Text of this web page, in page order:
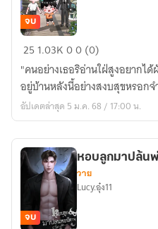
เมีย
สมอ้าง
MPREG
จบ
25 1.03K00 (0)
"คนอย่างเธอริอ่านใฝ่สูงอยากได้
อยู่บ้านหลังนี้อย่างสงบสุขหรอกจ
อัปเดตล่าสุด 5 ม.ค. 68 / 17:00 น.
จบ
หอบลูกมาปล้น
วาย
Lucy.อุ๋ง11